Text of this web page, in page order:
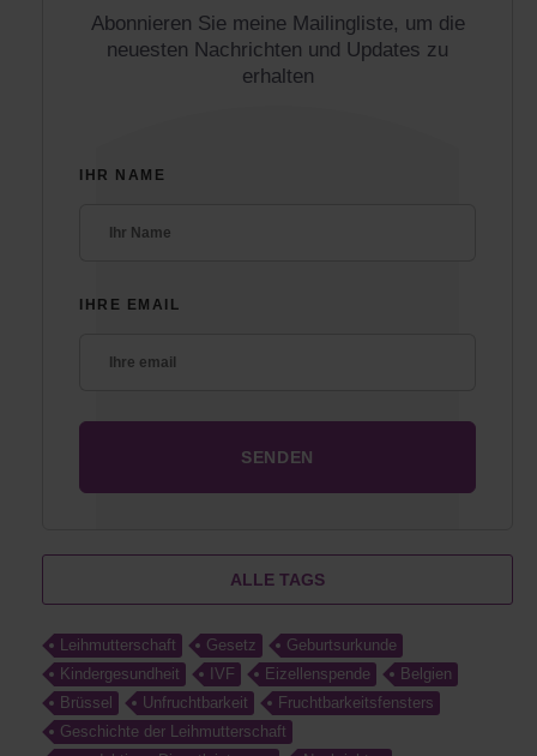
Abonnieren Sie meine Mailingliste, um die
neuesten Nachrichten und Updates zu
erhalten
IHR NAME
IHRE EMAIL
ALLE TAGS
Leihmutterschaft Gesetz
Geburtsurkunde
Kindergesundheit
IVF Eizellenspende
Belgien
Brüssel
Unfruchtbarkeit
Fruchtbarkeitsfensters
Geschichte der Leihmutterschaft